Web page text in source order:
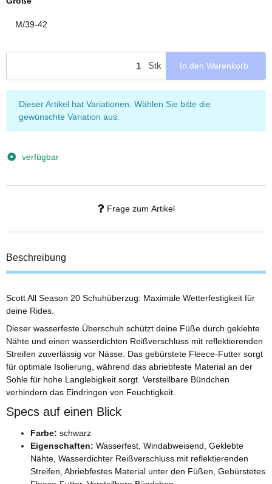
M/39-42
Stk In den Warenkorb
x
Dieser Artikel hat Variationen. Wählen Sie bitte die
gewünschte Variation aus.
verfügbar
Frage zum Artikel
Beschreibung
Scott All Season 20 Schuhüberzug: Maximale Wetterfestigkeit für
deine Rides.
Dieser wasserfeste Überschuh schützt deine Füße durch geklebte
Nähte und einen wasserdichten Reißverschluss mit reflektierenden
Streifen zuverlässig vor Nässe. Das gebürstete Fleece-Futter sorgt
für optimale Isolierung, während das abriebfeste Material an der
Sohle für hohe Langlebigkeit sorgt. Verstellbare Bündchen
verhindern das Eindringen von Feuchtigkeit.
Specs auf einen Blick
Farbe: schwarz
Eigenschaften: Wasserfest, Windabweisend, Geklebte
Nähte, Wasserdichter Reißverschluss mit reflektierenden
Streifen, Abriebfestes Material unter den Füßen, Gebürstetes